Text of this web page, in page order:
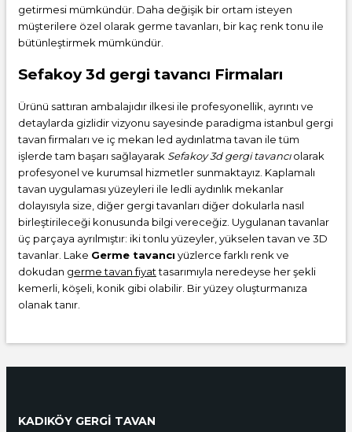
getirmesi mümkündür. Daha değişik bir ortam isteyen
müşterilere özel olarak germe tavanları, bir kaç renk tonu ile
bütünleştirmek mümkündür.
Sefakoy 3d gergi tavancı Firmaları
Ürünü sattıran ambalajıdır ilkesi ile profesyonellik, ayrıntı ve
detaylarda gizlidir vizyonu sayesinde paradigma istanbul gergi
tavan firmaları ve iç mekan led aydınlatma tavan ile tüm
işlerde tam başarı sağlayarak Sefakoy 3d gergi tavancıolarak
profesyonel ve kurumsal hizmetler sunmaktayız. Kaplamalı
tavan uygulaması yüzeyleri ile ledli aydınlık mekanlar
dolayısıyla size, diğer gergi tavanları diğer dokularla nasıl
birleştirileceği konusunda bilgi vereceğiz. Uygulanan tavanlar
üç parçaya ayrılmıştır: iki tonlu yüzeyler, yükselen tavan ve 3D
tavanlar. Lake Germe tavancı yüzlerce farklı renk ve
dokudan germe tavan fiyattasarımıyla neredeyse her şekli
kemerli, köşeli, konik gibi olabilir. Bir yüzey oluşturmanıza
olanak tanır.
KADIKÖY GERGİ TAVAN